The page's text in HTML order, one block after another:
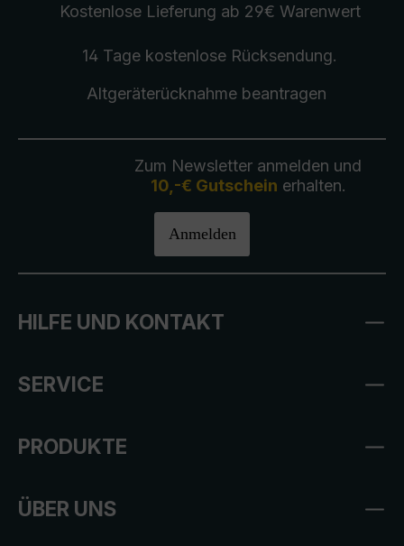
Kostenlose Lieferung ab 29€ Warenwert
14 Tage kostenlose Rücksendung.
Altgeräterücknahmebeantragen
Zum Newsletter anmelden und
10,-€ Gutschein erhalten.
Anmelden
HILFE UND KONTAKT
SERVICE
PRODUKTE
ÜBER UNS